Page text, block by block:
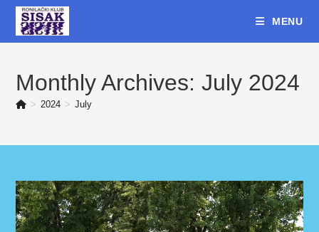
Skip
content
MENU
Monthly Archives: July 2024
> 2024 > July